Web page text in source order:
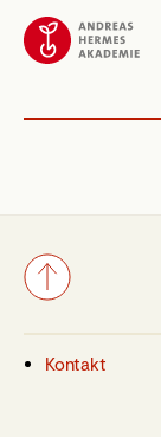
Kontakt